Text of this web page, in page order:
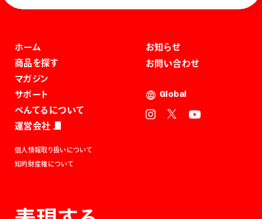
ホーム
商品を探す
マガジン
サポート
ぺんてるについて
運営会社
お知らせ
お問い合わせ
Global
個人情報取り扱いについて
知的財産権について